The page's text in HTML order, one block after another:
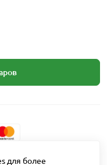
для более